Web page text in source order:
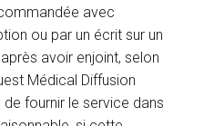
avec
ou par un écrit sur un
avoir enjoint, selon
Médical Diffusion
fournir le service dans